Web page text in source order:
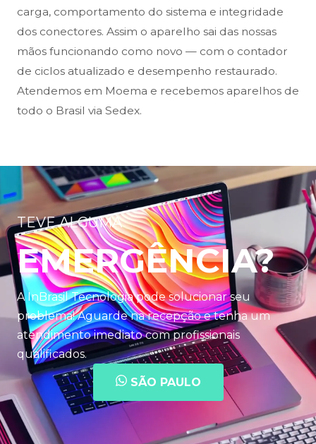
carga, comportamento do sistema e integridade
dos conectores. Assim o aparelho sai das nossas
mãos funcionando como novo — com o contador
de ciclos atualizado e desempenho restaurado.
Atendemos em Moema e recebemos aparelhos de
todo o Brasil via Sedex.
TEVE ALGUMA
EMERGÊNCIA?
A InBrasil Tecnologia pode solucionar seu
problema! Aguarde na recepção e tenha um
atendimento imediato com profissionais
qualificados.
SÃO PAULO